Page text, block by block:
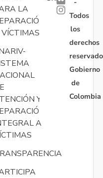
LA
Y
A
-
Todos
los
derechos
Gobierno
de
Colombia